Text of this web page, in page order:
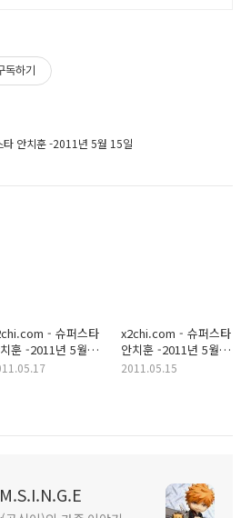
독하기
안치훈 -2011년 5월 15일
- 슈퍼스타
훈 -2011년 5월
x2chi.com - 슈퍼스타
안치훈 -2011년 5월
15일
2011.05.15